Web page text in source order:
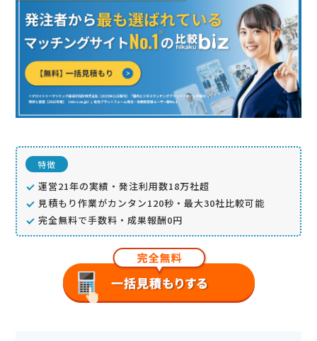
特徴
運営21年の実績・発注利用数18万社超
見積もり作業がカンタン120秒・最大30社比較可能
完全無料で手数料・成果報酬0円